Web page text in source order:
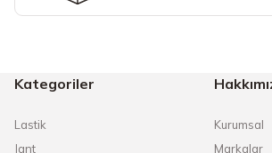
Kategoriler
Lastik
Jant
Kurumsal
Markalar